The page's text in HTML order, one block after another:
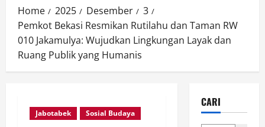
Home 2025 Desember
3
Pemkot Bekasi Resmikan Rutilahu dan Taman RW
010 Jakamulya: Wujudkan Lingkungan Layak dan
Ruang Publik yang Humanis
Jabotabek Sosial Budaya
CARI